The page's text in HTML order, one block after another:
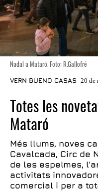
Nadal a Mataró. Foto: R.Gallofré
VERN BUENO CASAS 20 de
Totes les
Mataró
Més llums, noves
Cavalcada, Circ de
de les espelmes,
activitats
comercial i per a